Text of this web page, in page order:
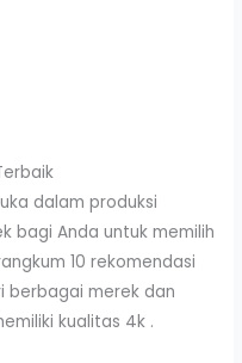
dalam produksi
bagi Anda untuk memilih
10 rekomendasi
berbagai merek dan
kualitas 4k .